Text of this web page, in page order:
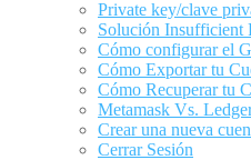
Private key/clave
Solución Insufficient
Cómo configurar el
Cómo Exportar tu
Cómo Recuperar tu
Metamask Vs.
Crear una nueva
Cerrar Sesión